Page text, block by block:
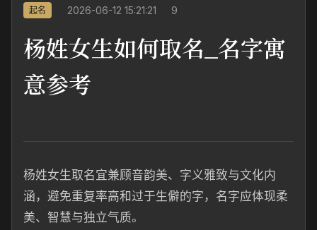
起名 2026-06-12 15:21:21 9
杨姓女生如何取名_名字寓
意参考
杨姓女生取名宜兼顾音韵美、字义雅致与文化内
涵，避免重复率高和过于生僻的字，名字应体现柔
美、智慧与独立气质。